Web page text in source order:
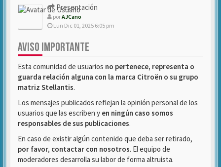
Presentación
porAJCano
Lun Dic 01, 2025 6:05 pm
AVISO IMPORTANTE
Esta comunidad de usuarios no pertenece, representa o
guarda relación alguna con la marca Citroën o su grupo
matriz Stellantis.
Los mensajes publicados reflejan la opinión personal de los
usuarios que las escriben y en ningún caso somos
responsables de sus publicaciones.
En caso de existir algún contenido que deba ser retirado,
por favor, contactar con nosotros. El equipo de
moderadores desarrolla su labor de forma altruista.